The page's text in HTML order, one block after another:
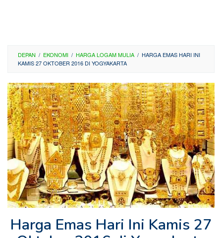
DEPAN / EKONOMI / HARGA LOGAM MULIA / HARGA EMAS HARI INI
KAMIS 27 OKTOBER 2016 DI YOGYAKARTA
Harga Emas Hari Ini Kamis 27